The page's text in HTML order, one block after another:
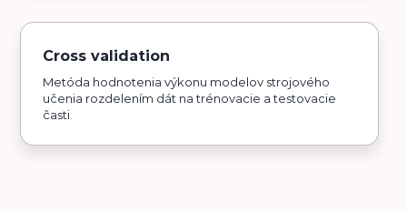
Cross validation
Metóda hodnotenia výkonu modelov strojového
učenia rozdelením dát na trénovacie a testovacie
časti.